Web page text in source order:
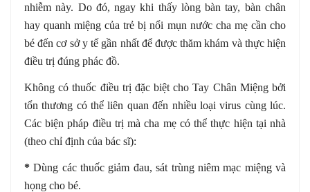
nhiễm này. Do đó, ngay khi thấy lòng bàn tay, bàn chân
hay quanh miệng của trẻ bị nổi mụn nước cha mẹ cần cho
bé đến cơ sở y tế gần nhất để được thăm khám và thực hiện
điều trị đúng phác đồ.
Không có thuốc điều trị đặc biệt cho Tay Chân Miệng bởi
tổn thương có thể liên quan đến nhiều loại virus cùng lúc.
Các biện pháp điều trị mà cha mẹ có thể thực hiện tại nhà
(theo chỉ định của bác sĩ):
*Dùng các thuốc giảm đau, sát trùng niêm mạc miệng và
họng cho bé.